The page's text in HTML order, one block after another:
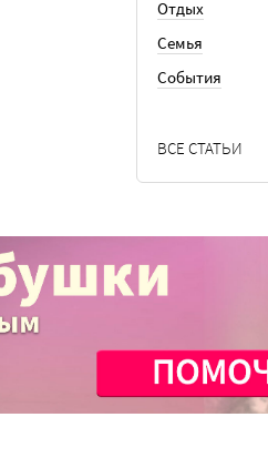
Отдых
Семья
События
ВСЕ СТАТЬИ